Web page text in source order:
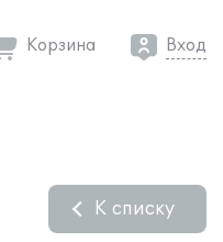
Корзина Вход
К списку